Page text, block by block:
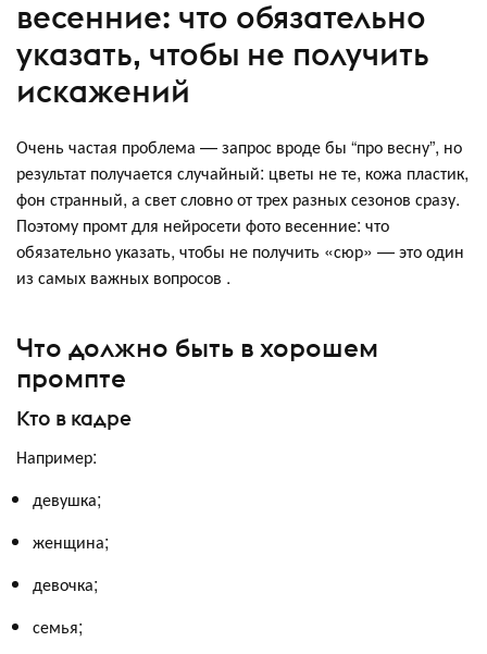
весенние: что обязательно
указать, чтобы не получить
искажений
Очень частая проблема — запрос вроде бы “про весну”, но
результат получается случайный: цветы не те, кожа пластик,
фон странный, а свет словно от трех разных сезонов сразу.
Поэтому промт для нейросети фото весенние: что
обязательно указать, чтобы не получить «сюр» — это один
из самых важных вопросов .
Что должно быть в хорошем
промпте
Кто в кадре
Например:
девушка;
женщина;
девочка;
семья;